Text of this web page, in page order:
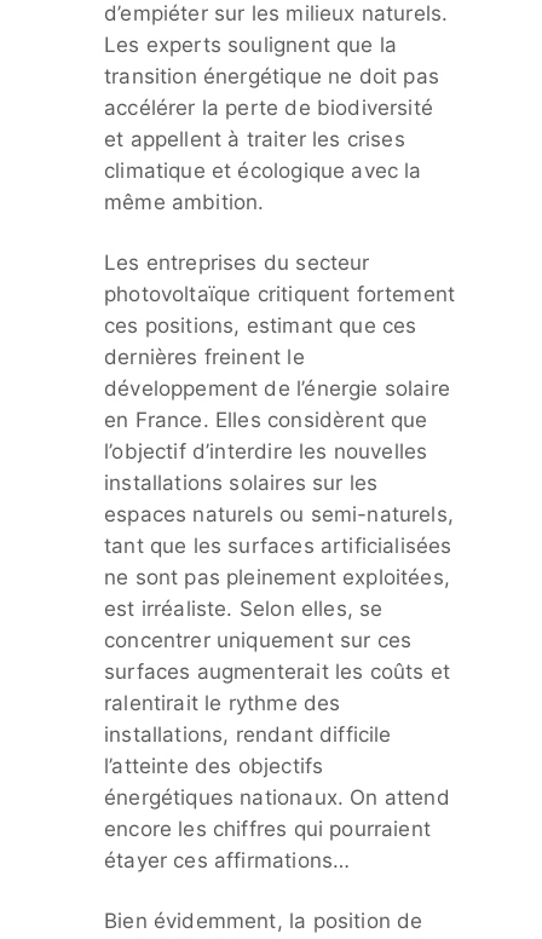
d’empiéter sur les milieux naturels.
Les experts soulignent que la
transition énergétique ne doit pas
accélérer la perte de biodiversité
et appellent à traiter les crises
climatique et écologique avec la
même ambition.
Les entreprises du secteur
photovoltaïque critiquent fortement
ces positions, estimant que ces
dernières freinent le
développement de l’énergie solaire
en France. Elles considèrent que
l’objectif d’interdire les nouvelles
installations solaires sur les
espaces naturels ou semi-naturels,
tant que les surfaces artificialisées
ne sont pas pleinement exploitées,
est irréaliste. Selon elles, se
concentrer uniquement sur ces
surfaces augmenterait les coûts et
ralentirait le rythme des
installations, rendant difficile
l’atteinte des objectifs
énergétiques nationaux. On attend
encore les chiffres qui pourraient
étayer ces affirmations…
Bien évidemment, la position de